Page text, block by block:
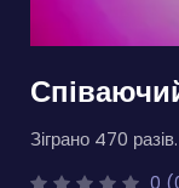
Зіграно 470 разів.
0